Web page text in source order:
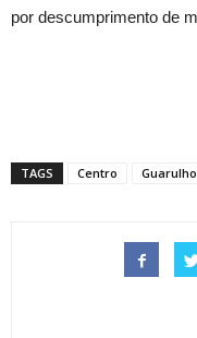
por descumprimento de
TAGS Centro